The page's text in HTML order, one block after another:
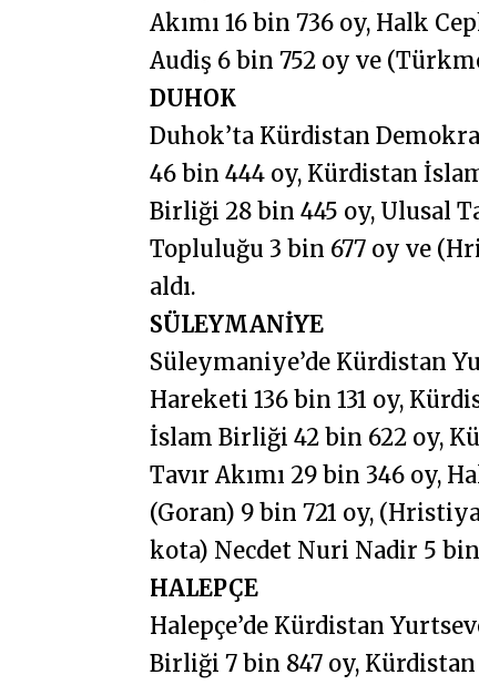
Akımı 16 bin 736 oy, Halk
Audiş 6 bin 752 oy ve
DUHOK
Duhok’ta Kürdistan
46 bin 444 oy, Kürdistan
Birliği 28 bin 445 oy, Ulusal
Topluluğu 3 bin 677 oy ve
aldı.
SÜLEYMANİYE
Süleymaniye’de Kürdistan
Hareketi 136 bin 131 oy,
İslam Birliği 42 bin 622 oy,
Tavır Akımı 29 bin 346 oy,
(Goran) 9 bin 721 oy,
kota) Necdet Nuri Nadir 5 bin
HALEPÇE
Halepçe’de Kürdistan
Birliği 7 bin 847 oy,